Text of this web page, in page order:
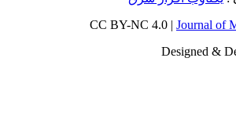
Journal
Designed